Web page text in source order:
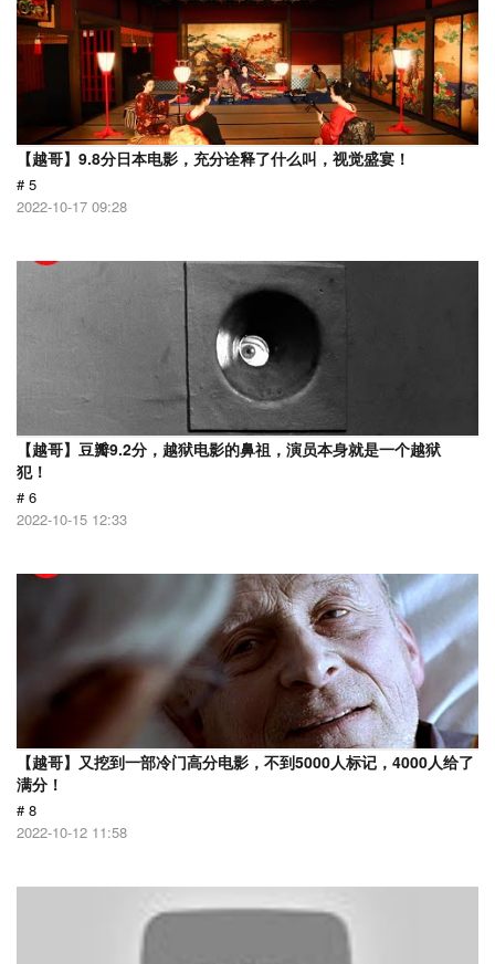
【越哥】9.8分日本电影，充分诠释了什么叫，视觉盛宴！
# 5
2022-10-17 09:28
【越哥】豆瓣9.2分，越狱电影的鼻祖，演员本身就是一个越狱
犯！
# 6
2022-10-15 12:33
【越哥】又挖到一部冷门高分电影，不到5000人标记，4000人给了
满分！
# 8
2022-10-12 11:58